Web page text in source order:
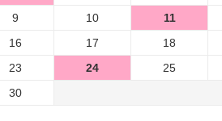
9 10
11
16 17
18
23 24
25
30